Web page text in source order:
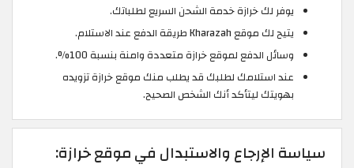
يوفر لك خرازة خدمة الشحن السريع لطلباتك.
يتيح لك موقع Kharazah طريقة الدفع عند الاستلام.
وسائل الدفع لموقع خرازة متعددة وامنة بنسبة 100%.
عند استلامك لطلبك قد يطلب منك موقع خرازة تزويده
بهويتك ليتأكد أنك الشخص الصحيح.
سياسة الإرجاع والاستبدال في موقع خرازة: